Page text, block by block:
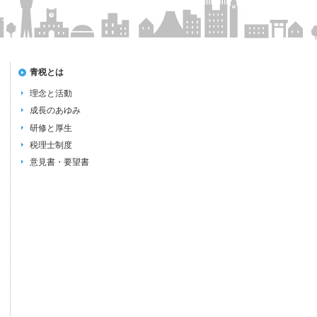
青税とは
理念と活動
成長のあゆみ
研修と厚生
税理士制度
意見書・要望書